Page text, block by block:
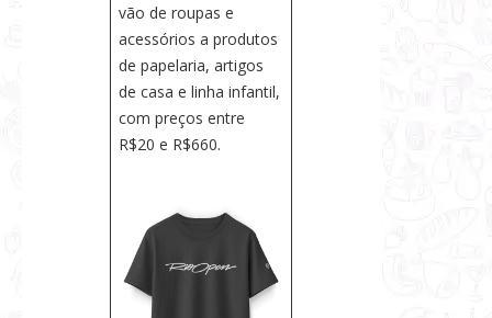
vão de roupas e
acessórios a produtos
de papelaria, artigos
de casa e linha infantil,
com preços entre
R$20 e R$660.